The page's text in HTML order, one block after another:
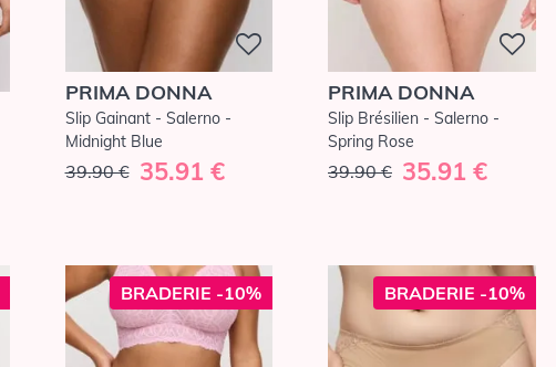
PRIMA DONNA
Slip Gainant - Salerno -
Midnight Blue
39.90 € 35.91 €
PRIMA DONNA
Slip Brésilien - Salerno -
Spring Rose
39.90 € 35.91 €
BRADERIE -10% BRADERIE -10%